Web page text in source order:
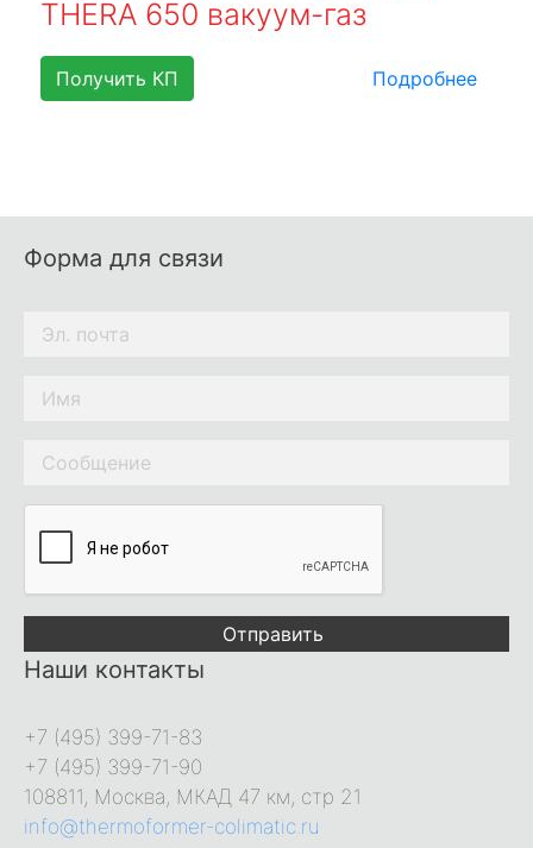
THERA 650 вакуум-газ
Получить КП Подробнее
Наши контакты
+7 (495) 399-71-83
+7 (495) 399-71-90
108811, Москва, МКАД 47 км, стр 21
info@thermoformer-colimatic.ru
Форма для связи
Отправить